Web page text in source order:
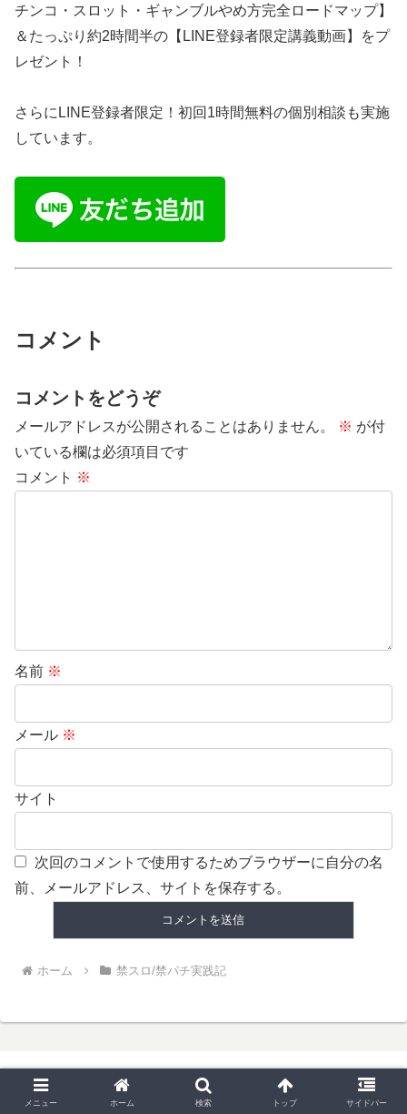
チンコ・スロット・ギャンブルやめ方完全ロードマップ】
＆たっぷり約2時間半の【LINE登録者限定講義動画】をプ
レゼント！
さらにLINE登録者限定！初回1時間無料の個別相談も実施
しています。
コメント
コメントをどうぞ
メールアドレスが公開されることはありません。 ※ が付
いている欄は必須項目です
コメント ※
名前 ※
メール ※
サイト
次回のコメントで使用するためブラウザーに自分の名
前、メールアドレス、サイトを保存する。
ホーム 禁スロ/禁パチ実践記
ひいやの禁パチ禁スロブログ
メニュー ホーム 検索 トップ サイドバー